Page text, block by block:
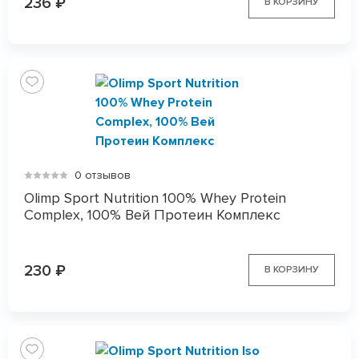
0 отзывов
Olimp Sport Nutrition 100% Whey Protein
Complex, 100% Вей Протеин Комплекс
230 ₽ В КОРЗИНУ